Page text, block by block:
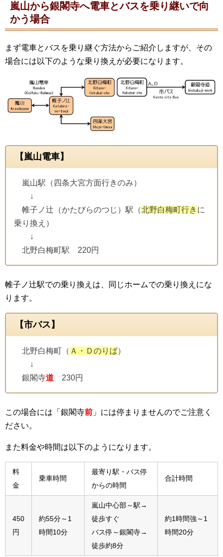
嵐山から銀閣寺へ電車とバスを乗り継いで向
かう場合
まず電車とバスを乗り継ぐ方法からご紹介しますが、その
場合には以下のような乗り換えが必要になります。
【嵐山電車】
嵐山駅（四条大宮方面行きのみ）
↓
帷子ノ辻（かたびらのつじ）駅（北野白梅町行き に
乗り換え）
↓
北野白梅町駅 220円
帷子ノ辻駅での乗り換えは、同じホームでの乗り換えにな
ります。
【市バス】
北野白梅町（ Ａ・Ｄのりば）
↓
銀閣寺道 230円
この場合には「銀閣寺前 」には停まりませんのでご注意く
ださい。
また料金や時間は以下のようになります。
料
金
乗車時間
最寄り駅・バス停
からの時間
合計時間
450
円
約55分～1
時間10分
嵐山中心部～駅→
徒歩すぐ
バス停～銀閣寺→
徒歩約8分
約1時間強～1
時間20分